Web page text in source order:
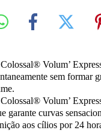
Volum’
sem formar
Volum’
garante curvas
aos cílios por 24